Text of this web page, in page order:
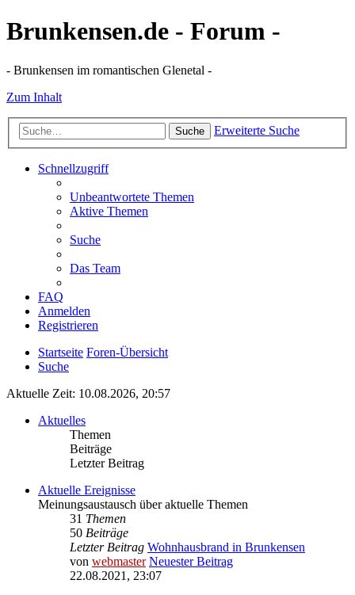
Brunkensen.de - Forum -
- Brunkensen im romantischen Glenetal -
Zum Inhalt
Suche Erweiterte Suche
Schnellzugriff
Unbeantwortete Themen
Aktive Themen
Suche
Das Team
FAQ
Anmelden
Registrieren
Startseite Foren-Übersicht
Suche
Aktuelle Zeit: 10.08.2026, 20:57
Aktuelles
Themen
Beiträge
Letzter Beitrag
Aktuelle Ereignisse
Meinungsaustausch über aktuelle Themen
31 Themen
50 Beiträge
Letzter Beitrag Wohnhausbrand in Brunkensen
von webmaster Neuester Beitrag
22.08.2021, 23:07